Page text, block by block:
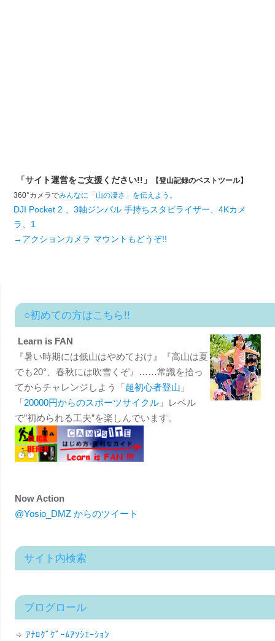
「サイト運営をご支援ください!!」
【登山記録のベストツール】
360°カメラでみんなに「山の凄さ」を伝えよう。
DJI Pocket 2 、3軸ジンバル 手持ちスタビライザー、4Kカメ
ラ、1
→アクションカメラ マウントもどうぞ!!
○初めての方はこちら!!
Learn is FAN
『暑い時期には低山はやめておけ』『高山は夏
でも20°、春秋には吹雪くぞ』……常識を拾っ
てからチャレンジしよう「超初心者登山 」
「20000円からのスポーツサイクル」レベル
で”初められる工夫”を楽しんでいます。
Now Action
@Yosio_DMZ からのツイート
サイト内検索
ブログロール
ｱﾅﾛｸﾞｹﾞｰﾑｱｿｼｴｰｼｮﾝ